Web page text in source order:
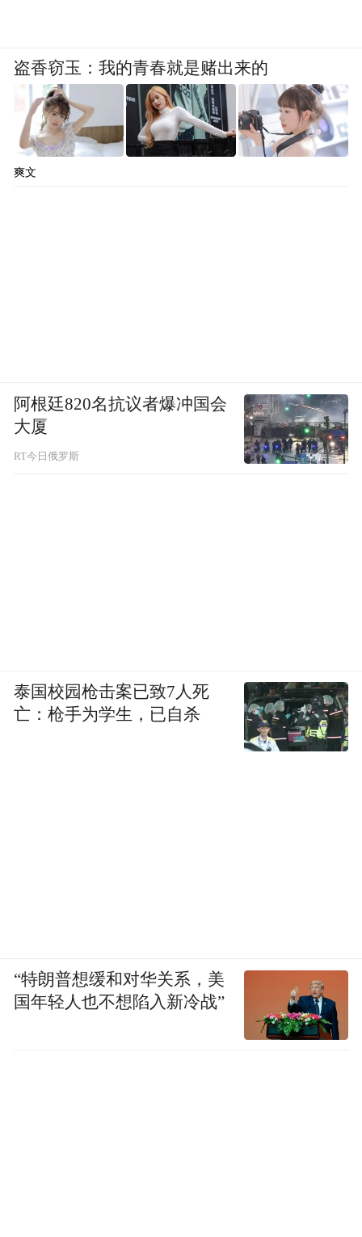
盗香窃玉：我的青春就是赌出来的
爽文
阿根廷820名抗议者爆冲国会
大厦
RT今日俄罗斯
泰国校园枪击案已致7人死
亡：枪手为学生，已自杀
“特朗普想缓和对华关系，美
国年轻人也不想陷入新冷战”